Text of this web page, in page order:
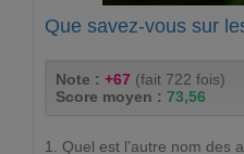
Que savez-vous sur
Note : +67 (fait 722 fois)
Score moyen : 73,56
1. Quel est l’autre nom des